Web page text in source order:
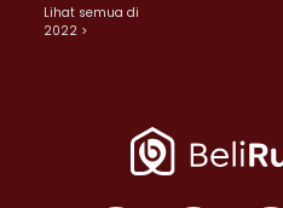
Lihat semua di
2022 >